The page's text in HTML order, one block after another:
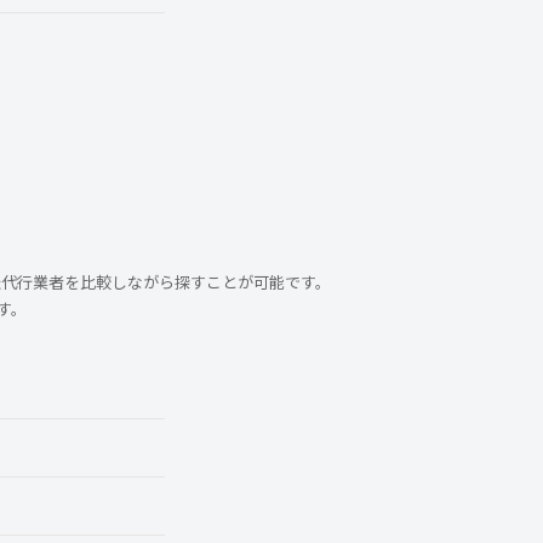
業者を比較しながら探すことが可能です。